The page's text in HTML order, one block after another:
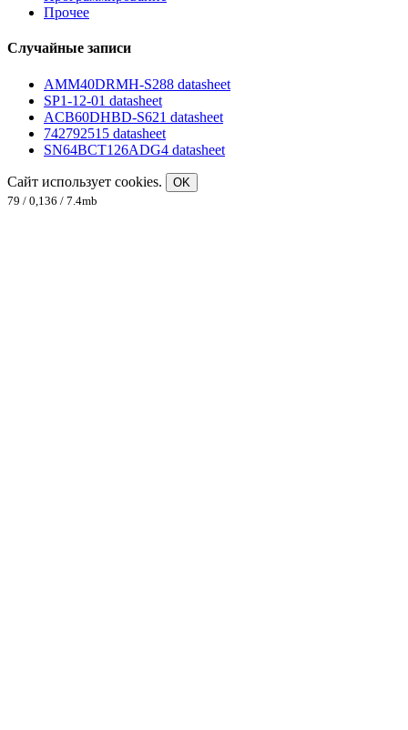
Прочее
Случайные записи
AMM40DRMH-S288 datasheet
SP1-12-01 datasheet
ACB60DHBD-S621 datasheet
742792515 datasheet
SN64BCT126ADG4 datasheet
Сайт использует cookies.
OK
79 / 0,136 / 7.4mb